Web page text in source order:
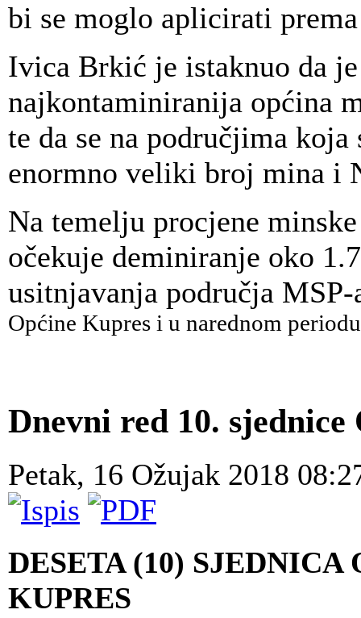
bi se moglo aplicirati
Ivica Brkić je istaknuo da
najkontaminiranija općina
te da se na područjima
enormno veliki broj mina i
Na temelju procjene
očekuje deminiranje oko
usitnjavanja područja MSP-
Općine Kupres i u narednom
Dnevni red 10.
Petak, 16 Ožujak 2018
DESETA (10)
KUPRES